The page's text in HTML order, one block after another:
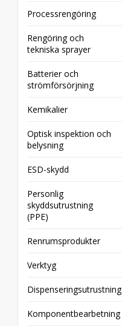
Processrengöring
Rengöring och
tekniska sprayer
Batterier och
strömförsörjning
Kemikalier
Optisk inspektion och
belysning
ESD-skydd
Personlig
skyddsutrustning
(PPE)
Renrumsprodukter
Verktyg
Dispenseringsutrustning
Komponentbearbetning